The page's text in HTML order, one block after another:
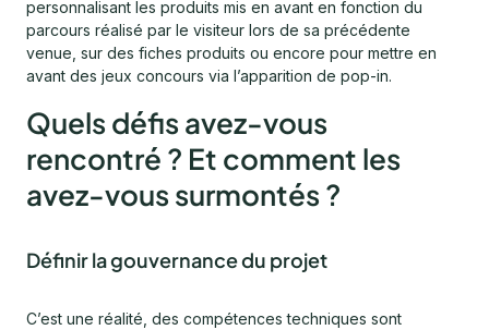
personnalisant les produits mis en avant en fonction du
parcours réalisé par le visiteur lors de sa précédente
venue, sur des fiches produits ou encore pour mettre en
avant des jeux concours via l’apparition de pop-in.
Quels défis avez-vous
rencontré ? Et comment les
avez-vous surmontés ?
Définir la gouvernance du projet
C’est une réalité, des compétences techniques sont